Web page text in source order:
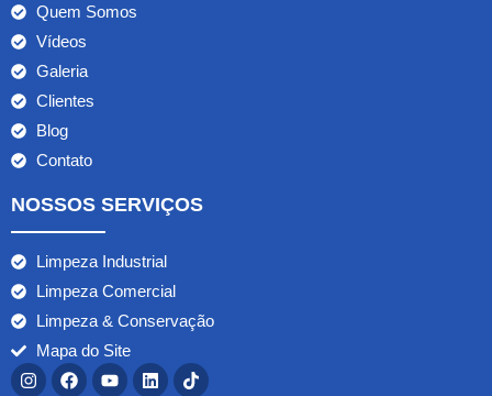
Quem Somos
Vídeos
Galeria
Clientes
Blog
Contato
NOSSOS SERVIÇOS
Limpeza Industrial
Limpeza Comercial
Limpeza & Conservação
Mapa do Site